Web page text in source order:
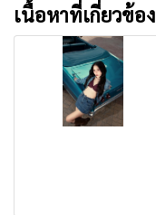
เนื้อหาที่เกี่ยวข้อง